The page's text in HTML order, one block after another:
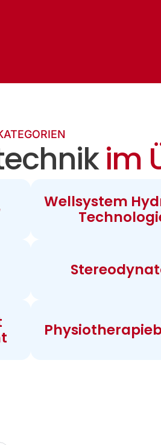
im
Wellsystem